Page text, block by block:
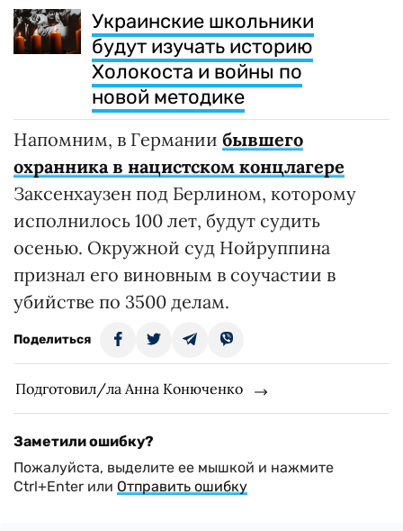
Украинские школьники
будут изучать историю
Холокоста и войны по
новой методике
Напомним, в Германии бывшего
охранника в нацистском концлагере
Заксенхаузен под Берлином, которому
исполнилось 100 лет, будут судить
осенью. Окружной суд Нойруппина
признал его виновным в соучастии в
убийстве по 3500 делам.
Поделиться
Подготовил/ла Анна Конюченко
Заметили ошибку?
Пожалуйста, выделите ее мышкой и нажмите
Ctrl+Enter или Отправить ошибку